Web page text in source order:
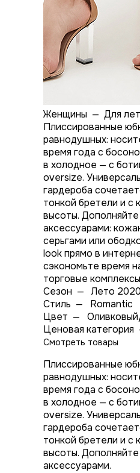
Женщины — Для
Плиссированные
равнодушных:
время года с
в холодное — с
oversize.
гардероба
тонкой бретели и с
высоты. Дополняйте
аксессуарами:
серьгами или
look прямо в
сэкономьте время
торговые
Сезон —
Лето 2020
Стиль —
Romantic
Цвет —
Ценовая категория
Смотреть товары
Плиссированные
равнодушных:
время года с
в холодное — с
oversize.
гардероба
тонкой бретели и с
высоты. Дополняйте
аксессуарами.